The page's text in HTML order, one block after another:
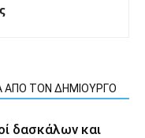
ΑΠΟ ΤΟΝ ΔΗΜΙΟΥΡΓΟ
δασκάλων και